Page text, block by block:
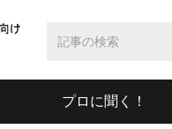
プロに聞く！